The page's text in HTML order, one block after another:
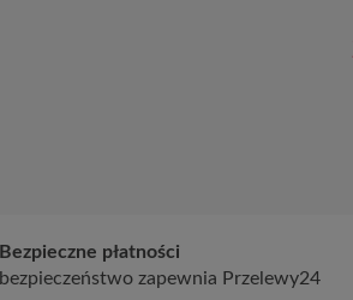
Bezpieczne płatności
bezpieczeństwo zapewnia Przelewy24